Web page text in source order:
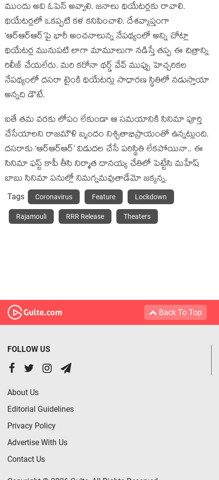
ముందు అవి ఓపెన్ అవ్వాలి. జనాలు థియేటర్లకు రావాలి.
థియేటర్లలో ఒకప్పటి కళ కనిపించాలి. దేశవ్యాప్తంగా
‘ఆర్ఆర్ఆర్’పై భారీ అంచనాలున్న నేపథ్యంలో అన్ని చోట్లా
థియేటర్ల మునుపటి లాగా మామూలుగా నడిస్తే తప్ప ఈ చిత్రాన్ని
రిలీజ్ చేయలేరు. మరి కరోనా థర్డ్ వేవ్ ముప్పు హెచ్చరికల
నేపథ్యంలో దసరా టైంకి థియేటర్లు సాధారణ స్థితిలో నడుస్తాయా
అన్నది డౌటే.
ఐతే తమ వరకు లోపం లేకుండా ఆ సమయానికి సినిమా పూర్తి
చేసేయాలని రాజమౌళి బృందం నిశ్చితాభిప్రాయంతో ఉన్నట్లుంది.
దసరాకు ‘ఆర్ఆర్ఆర్’ విడుదల చేసే పరిస్థితి లేకపోయినా.. ఈ
సినిమా ఫస్ట్ కాపీ తీసి నిర్మాత దానయ్య చేతిలో పెట్టేసి మహేష్
బాబు సినిమా పనుల్లో నిమగ్నమవుతాడేమో జక్కన్న.
Tags Coronavirus Feature Lockdown
Rajamouli RRR Release Theaters
Back To Top
FOLLOW US
About Us
Editorial Guidelines
Privacy Policy
Advertise With Us
Contact Us